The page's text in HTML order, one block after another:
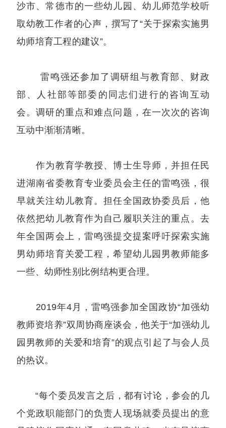
沙市、常德市的一些幼儿园、幼儿师范学校听
取幼教工作者的心声，撰写了“关于探索实施男
幼师培育工程的建议”。
雷鸣强还参加了调研组与教育部、财政
部、人社部等部委的同志们进行的咨询互动
会。调研的重点和难点问题，在一次次的咨询
互动中渐渐清晰。
作为教育学教授、博士生导师，并担任民
进湖南省委教育专业委员会主任的雷鸣强，很
早就关注幼儿教育。担任全国政协委员后，他
依然把幼儿教育作为自己履职关注的重点。去
年全国两会上，雷鸣强提交提案呼吁探索实施
男幼师培育关爱工程，希望幼儿园男教师能多
一些、幼师性别比例结构更合理。
2019年4月，雷鸣强参加全国政协“加强幼
教师资培养”双周协商座谈会，他关于“加强幼儿
园男教师的关爱和培育”的观点引起了与会人员
的热议。
“每个委员发言之后，都有讨论，参会的几
个党政职能部门的负责人现场就委员提出的意